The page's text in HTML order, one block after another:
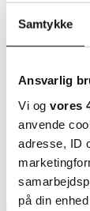
Samtykke
Ansvarlig
Vi og vores
anvende
adresse, ID
på din
Med
med at
som
belagt med
friktion og
Artikelnummer